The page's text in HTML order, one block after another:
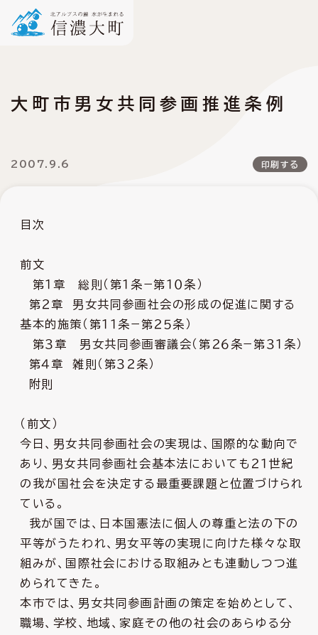
大町市男女共同参画推進条例
2007.9.6 印刷する
目次
前文
第１章 総則（第１条−第１０条）
第２章 男女共同参画社会の形成の促進に関する
基本的施策（第１１条−第２５条）
第３章 男女共同参画審議会（第２６条−第３１条）
第４章 雑則（第３２条）
附則
（前文）
今日、男女共同参画社会の実現は、国際的な動向で
あり、男女共同参画社会基本法においても２１世紀
の我が国社会を決定する最重要課題と位置づけられ
ている。
我が国では、日本国憲法に個人の尊重と法の下の
平等がうたわれ、男女平等の実現に向けた様々な取
組みが、国際社会における取組みとも連動しつつ進
められてきた。
本市では、男女共同参画計画の策定を始めとして、
職場、学校、地域、家庭その他の社会のあらゆる分